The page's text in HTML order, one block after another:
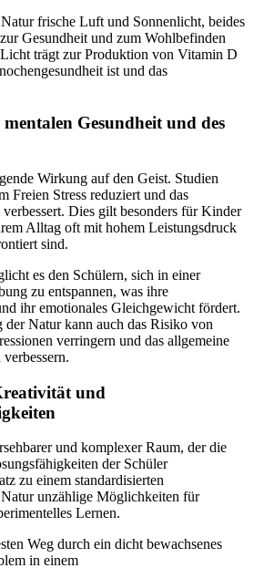
frische Luft und Sonnenlicht, beides
Gesundheit und zum Wohlbefinden
trägt zur Produktion von Vitamin D
ist und das
Gesundheit und des
Wirkung auf den Geist. Studien
Freien Stress reduziert und das
Dies gilt besonders für Kinder
Alltag oft mit hohem Leistungsdruck
sind.
es den Schülern, sich in einer
zu entspannen, was ihre
ihr emotionales Gleichgewicht fördert.
Natur kann auch das Risiko von
verringern und das allgemeine
und
und komplexer Raum, der die
der Schüler
zu einem standardisierten
unzählige Möglichkeiten für
Lernen.
Weg durch ein dicht bewachsenes
in einem